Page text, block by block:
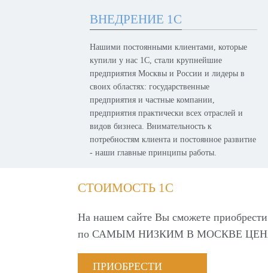
ВНЕДРЕНИЕ 1С
Нашими постоянными клиентами, которые
купили у нас 1С, стали крупнейшие
предприятия Москвы и России и лидеры в
своих областях: государственные
предприятия и частные компании,
предприятия практически всех отраслей и
видов бизнеса. Внимательность к
потребностям клиента и постоянное развитие
- наши главные принципы работы.
СТОИМОСТЬ 1С
На нашем сайте Вы сможете
по САМЫМ НИЗКИМ В МОСКВЕ
ПРИОБРЕСТИ